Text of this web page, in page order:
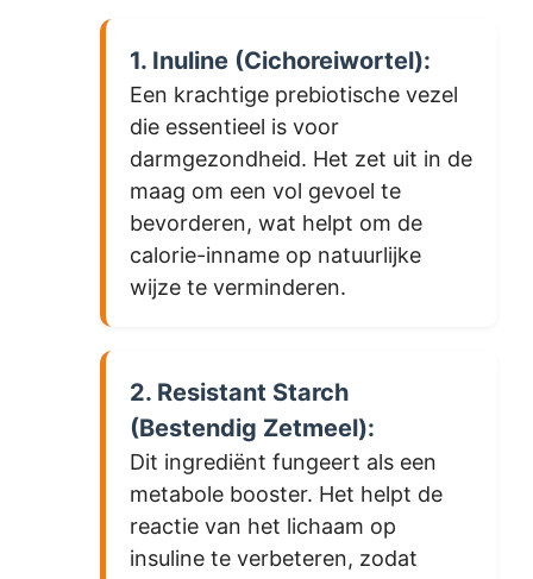
1. Inuline (Cichoreiwortel):
Een krachtige prebiotische vezel
die essentieel is voor
darmgezondheid. Het zet uit in de
maag om een vol gevoel te
bevorderen, wat helpt om de
calorie-inname op natuurlijke
wijze te verminderen.
2. Resistant Starch
(Bestendig Zetmeel):
Dit ingrediënt fungeert als een
metabole booster. Het helpt de
reactie van het lichaam op
insuline te verbeteren, zodat